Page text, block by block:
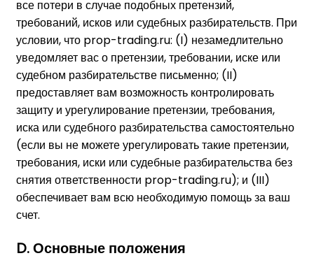
все потери в случае подобных претензий,
требований, исков или судебных разбирательств. При
условии, что prop-trading.ru: (I) незамедлительно
уведомляет вас о претензии, требовании, иске или
судебном разбирательстве письменно; (II)
предоставляет вам возможность контролировать
защиту и урегулирование претензии, требования,
иска или судебного разбирательства самостоятельно
(если вы не можете урегулировать такие претензии,
требования, иски или судебные разбирательства без
снятия ответственности prop-trading.ru); и (III)
обеспечивает вам всю необходимую помощь за ваш
счет.
D. Основные положения